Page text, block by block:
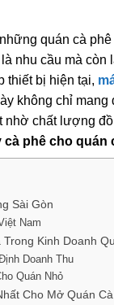
quán cà
nhu cầu mà còn
thiết bị hiện tại,
không chỉ
nhờ chất lượng
cà phê cho quán
Sài Gòn
Nam
Kinh Doanh
Doanh Thu
Quán Nhỏ
Cho Mở Quán